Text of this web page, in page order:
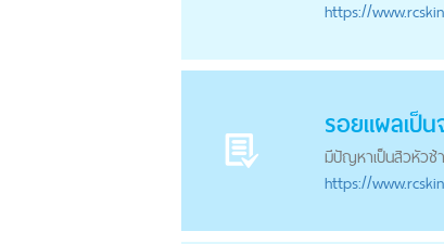
https://
รอยแผลเป็
มีปัญหาเป็นสิวหัวช้
https://